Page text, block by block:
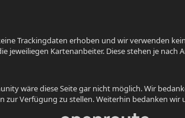
Trackingdaten erhoben und wir verwenden
jeweiliegen Kartenanbeiter. Diese stehen je
wäre diese Seite gar nicht möglich. Wir
zur Verfügung zu stellen. Weiterhin bedanken